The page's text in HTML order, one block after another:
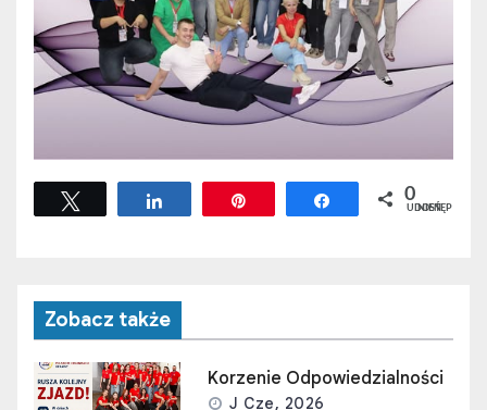
Udostępnij Udostępnij
0
UDOSTĘPNIEŃ
Zobacz także
Korzenie Odpowiedzialności
J Cze, 2026